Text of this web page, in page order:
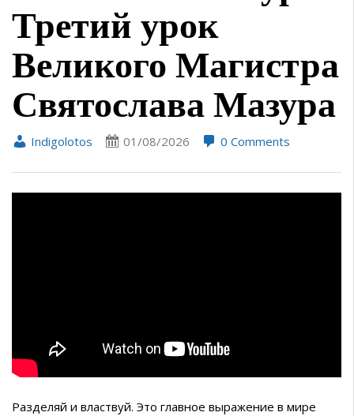
Третий урок
Великого Магистра
Святослава Мазура
Indigolotos 01/08/2026 0 Comments
Разделяй и властвуй. Это главное выражение в мире